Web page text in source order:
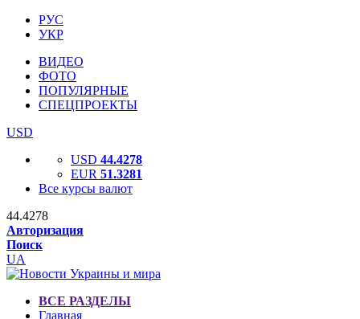
РУС
УКР
ВИДЕО
ФОТО
ПОПУЛЯРНЫЕ
СПЕЦПРОЕКТЫ
USD
USD 44.4278
EUR 51.3281
Все курсы валют
44.4278
Авторизация
Поиск
UA
ВСЕ РАЗДЕЛЫ
Главная